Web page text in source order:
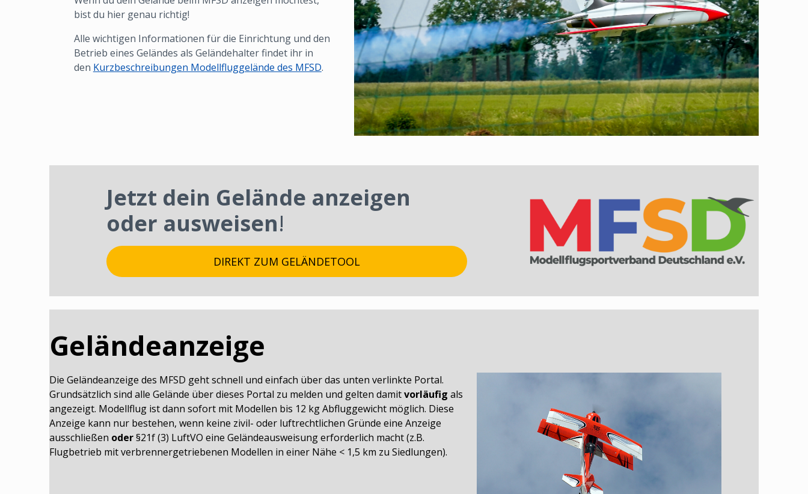
bist du hier genau richtig!
Alle wichtigen Informationen für die Einrichtung und den
Betrieb eines Geländes als Geländehalter findet ihr in
den Kurzbeschreibungen Modellfluggelände des MFSD.
Jetzt dein Gelände anzeigen
oder ausweisen!
DIREKT ZUM GELÄNDETOOL
Geländeanzeige
Die Geländeanzeige des MFSD geht schnell und einfach über das unten verlinkte Portal.
Grundsätzlich sind alle Gelände über dieses Portal zu melden und gelten damitvorläufig als
angezeigt. Modellflug ist dann sofort mit Modellen bis 12 kg Abfluggewicht möglich. Diese
Anzeige kann nur bestehen, wenn keine zivil- oder luftrechtlichen Gründe eine Anzeige
ausschließen oder§21f (3) LuftVO eine Geländeausweisung erforderlich macht (z.B.
Flugbetrieb mit verbrennergetriebenen Modellen in einer Nähe < 1,5 km zu Siedlungen).